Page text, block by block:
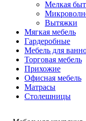
Мелкая
Вытяжки
Мягкая мебель
Гардеробные
Мебель для
Торговая мебель
Прихожие
Офисная мебель
Матрасы
Столешницы